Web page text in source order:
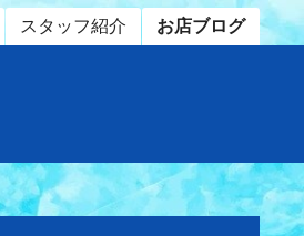
スタッフ紹介 お店ブログ